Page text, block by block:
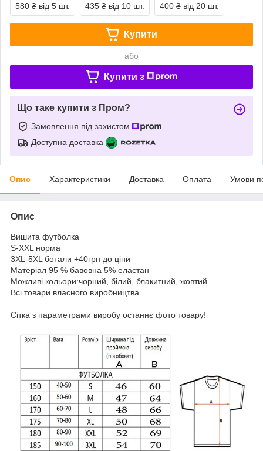
580 ₴ від 5 шт. 435 ₴ від 10 шт. 400 ₴ від 20 шт.
Купити
або
Купити з
Що таке купити з Пром?
Замовлення під захистом
Доступна доставка
Опис Характеристики Доставка Оплата Умови
Опис
Вишита футболка
S-XXL норма
3XL-5XL ботали +40грн до ціни
Матеріал 95 % бавовна 5% еластан
Можливі кольори:чорний, білий, блакитний, жовтий
Всі товари власного виробництва
Сітка з параметрами виробу останнє фото товару!